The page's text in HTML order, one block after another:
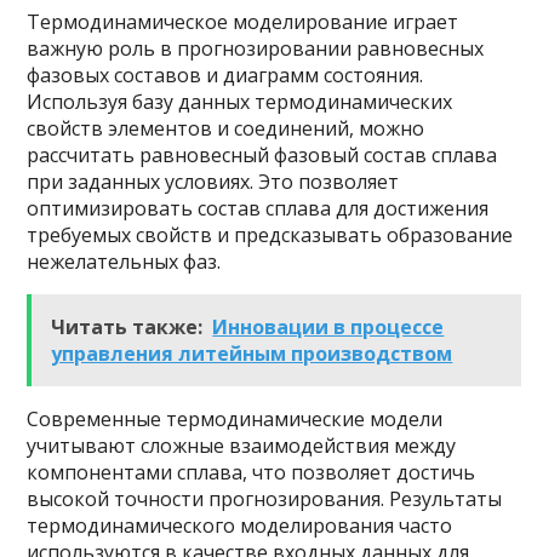
Термодинамическое моделирование играет
важную роль в прогнозировании равновесных
фазовых составов и диаграмм состояния.
Используя базу данных термодинамических
свойств элементов и соединений, можно
рассчитать равновесный фазовый состав сплава
при заданных условиях. Это позволяет
оптимизировать состав сплава для достижения
требуемых свойств и предсказывать образование
нежелательных фаз.
Читать также: Инновации в процессе
управления литейным производством
Современные термодинамические модели
учитывают сложные взаимодействия между
компонентами сплава, что позволяет достичь
высокой точности прогнозирования. Результаты
термодинамического моделирования часто